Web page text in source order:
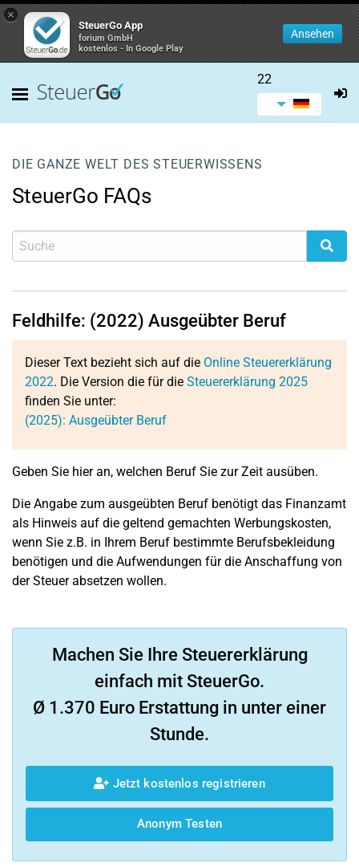
×
SteuerGo App
forium GmbH
kostenlos - In Google Play
Ansehen
22
DIE GANZE WELT DES STEUERWISSENS
SteuerGo FAQs
Feldhilfe: (2022) Ausgeübter Beruf
Dieser Text bezieht sich auf die Online Steuererklärung
2022. Die Version die für die Steuererklärung 2025
finden Sie unter:
(2025): Ausgeübter Beruf
Geben Sie hier an, welchen Beruf Sie zur Zeit ausüben.
Die Angabe zum ausgeübten Beruf benötigt das Finanzamt
als Hinweis auf die geltend gemachten Werbungskosten,
wenn Sie z.B. in Ihrem Beruf bestimmte Berufsbekleidung
benötigen und die Aufwendungen für die Anschaffung von
der Steuer absetzen wollen.
Machen Sie Ihre Steuererklärung
einfach mit SteuerGo.
Ø 1.370 Euro Erstattung in unter einer
Stunde.
Jetzt kostenlos registrieren
Anonym Testen